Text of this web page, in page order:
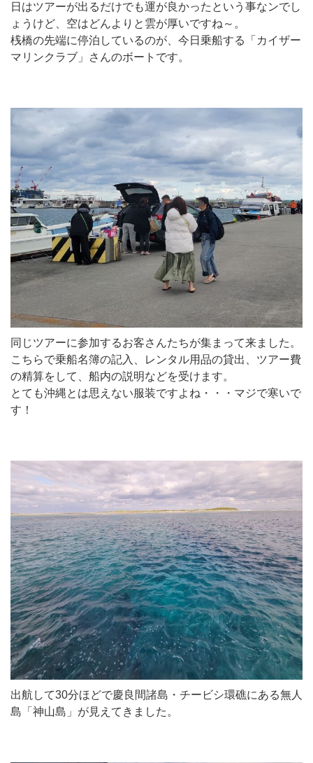
日はツアーが出るだけでも運が良かったという事なンでし
ょうけど、空はどんよりと雲が厚いですね～。
桟橋の先端に停泊しているのが、今日乗船する「カイザー
マリンクラブ」さんのボートです。
同じツアーに参加するお客さんたちが集まって来ました。
こちらで乗船名簿の記入、レンタル用品の貸出、ツアー費
の精算をして、船内の説明などを受けます。
とても沖縄とは思えない服装ですよね・・・マジで寒いで
す！
出航して30分ほどで慶良間諸島・チービシ環礁にある無人
島「神山島」が見えてきました。